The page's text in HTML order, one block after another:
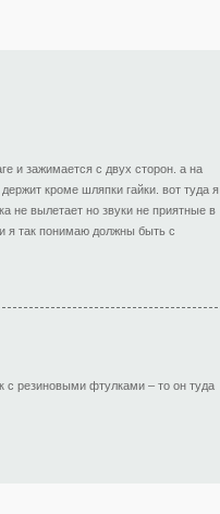
и зажимается с двух сторон. а на
кроме шляпки гайки. вот туда я
не вылетает но звуки не приятные в
я так понимаю должны быть с
с резиновыми фтулками – то он туда